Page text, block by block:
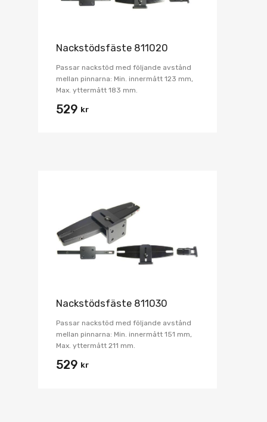
Nackstödsfäste 811020
Passar nackstöd med följande avstånd
mellan pinnarna: Min. innermått 123 mm,
Max. yttermått 183 mm.
529 kr
Nackstödsfäste 811030
Passar nackstöd med följande avstånd
mellan pinnarna: Min. innermått 151 mm,
Max. yttermått 211 mm.
529 kr